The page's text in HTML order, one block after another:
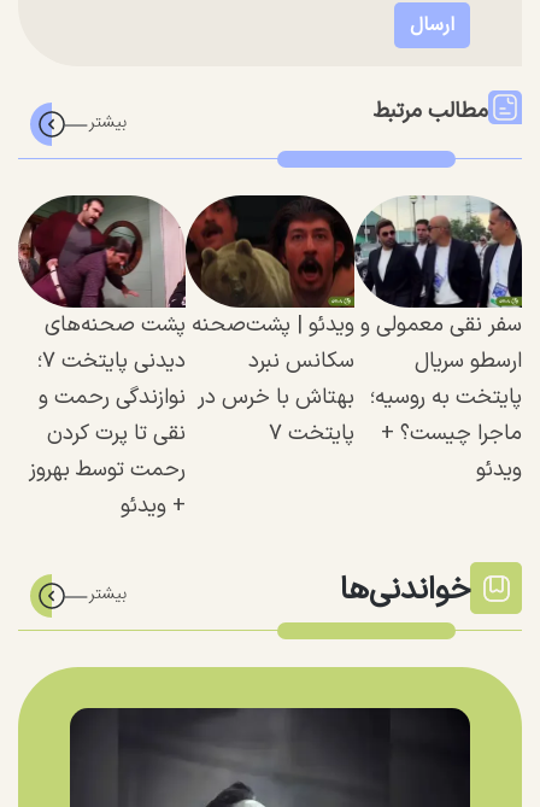
مطالب مرتبط
سفر نقی معمولی و
ارسطو سریال
پایتخت به روسیه؛
ماجرا چیست؟ +
ویدئو
ویدئو | پشت‌صحنه
سکانس نبرد
بهتاش با خرس در
پایتخت ۷
پشت صحنه‌های
دیدنی پایتخت ۷؛
نوازندگی رحمت و
نقی تا پرت کردن
رحمت توسط بهروز
+ ویدئو
خواندنی‌ها